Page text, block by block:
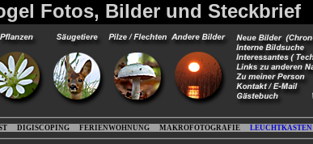
Fotos, Bilder und Steckbrief
DIGISCOPING FERIENWOHNUNG MAKROFOTOGRAFIE LEUCHTKASTEN